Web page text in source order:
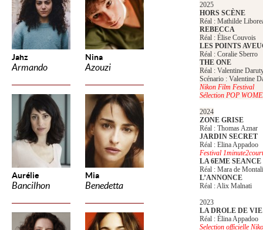
Jahz
Armando
Nina
Azouzi
Aurélie
Bancilhon
Mia
Benedetta
2025
HORS SCÈNE
Réal : Mathilde
REBECCA
Réal : Élise Couvois
LES POINTS
Réal : Coralie Sberro
THE ONE
Réal : Valentine
Scénario : Valentine
Nikon Film Festival
Sélection POP
2024
ZONE GRISE
Réal : Thomas Aznar
JARDIN SECRET
Réal : Elina Appadoo
Festival 1minute2court
LA 6EME SEANCE
Réal : Mara de
L’ANNONCE
Réal : Alix Malnati
2023
LA DROLE DE
Réal : Élina Appadoo
Selection officielle